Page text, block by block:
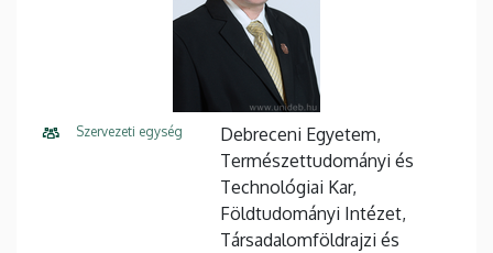
Szervezeti egység
Debreceni Egyetem,
Természettudományi és
Technológiai Kar,
Földtudományi Intézet,
Társadalomföldrajzi és